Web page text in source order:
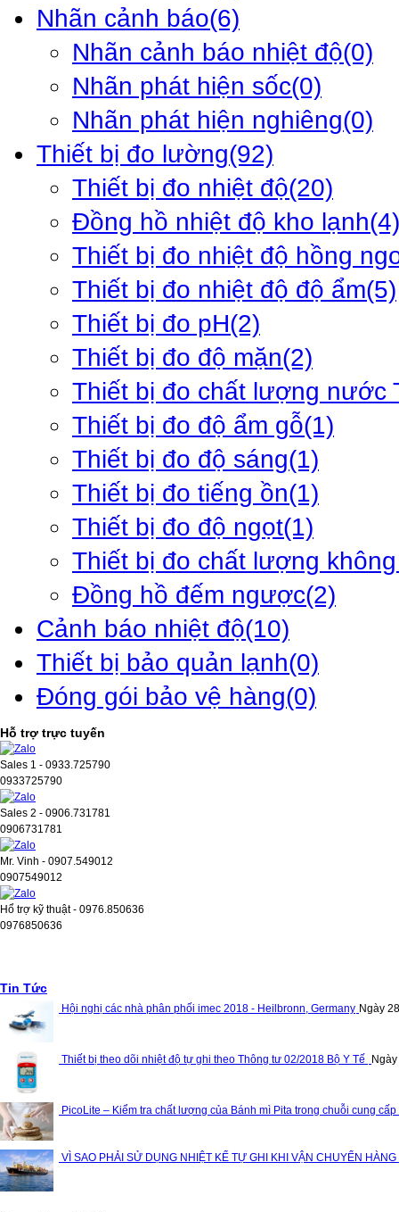
Nhãn cảnh báo(6)
Nhãn cảnh báo nhiệt độ(0)
Nhãn phát hiện sốc(0)
Nhãn phát hiện nghiêng(0)
Thiết bị đo lường(92)
Thiết bị đo nhiệt độ(20)
Đồng hồ nhiệt độ kho lạnh(4)
Thiết bị đo nhiệt độ hồng
Thiết bị đo nhiệt độ độ ẩm(5)
Thiết bị đo pH(2)
Thiết bị đo độ mặn(2)
Thiết bị đo chất lượng nước
Thiết bị đo độ ẩm gỗ(1)
Thiết bị đo độ sáng(1)
Thiết bị đo tiếng ồn(1)
Thiết bị đo độ ngọt(1)
Thiết bị đo chất lượng
Đồng hồ đếm ngược(2)
Cảnh báo nhiệt độ(10)
Thiết bị bảo quản lạnh(0)
Đóng gói bảo vệ hàng(0)
Hỗ trợ trực tuyến
Sales 1 - 0933.725790
0933725790
Sales 2 - 0906.731781
0906731781
Mr. Vinh - 0907.549012
0907549012
Hổ trợ kỹ thuật - 0976.850636
0976850636
Tin Tức
Hội nghị các nhà phân phối imec 2018 - Heilbronn, Germany Ngày
Thiết bị theo dõi nhiệt độ tự ghi theo Thông tư 02/2018 Bộ Y Tế
PicoLite – Kiểm tra chất lượng của Bánh mì Pita trong chuỗi cung cấp
VÌ SAO PHẢI SỬ DỤNG NHIỆT KẾ TỰ GHI KHI VẬN CHUYỂN